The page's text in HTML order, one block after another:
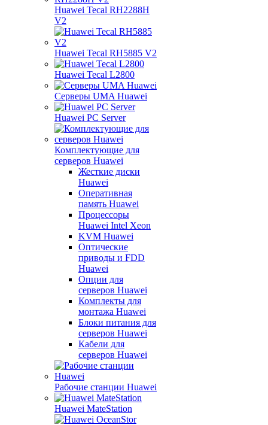
Huawei Tecal RH2288H
V2
Huawei Tecal RH5885 V2
Huawei Tecal L2800
Серверы UMA Huawei
Huawei PC Server
Комплектующие для
серверов Huawei
Жесткие диски
Huawei
Оперативная
память Huawei
Процессоры
Huawei Intel Xeon
KVM Huawei
Оптические
приводы и FDD
Huawei
Опции для
серверов Huawei
Комплекты для
монтажа Huawei
Блоки питания для
серверов Huawei
Кабели для
серверов Huawei
Рабочие станции Huawei
Huawei MateStation